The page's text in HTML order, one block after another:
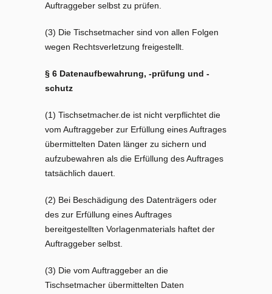
Auftraggeber selbst zu prüfen.
(3) Die Tischsetmacher sind von allen Folgen
wegen Rechtsverletzung freigestellt.
§ 6 Datenaufbewahrung, -prüfung und -
schutz
(1) Tischsetmacher.de ist nicht verpflichtet die
vom Auftraggeber zur Erfüllung eines Auftrages
übermittelten Daten länger zu sichern und
aufzubewahren als die Erfüllung des Auftrages
tatsächlich dauert.
(2) Bei Beschädigung des Datenträgers oder
des zur Erfüllung eines Auftrages
bereitgestellten Vorlagenmaterials haftet der
Auftraggeber selbst.
(3) Die vom Auftraggeber an die
Tischsetmacher übermittelten Daten